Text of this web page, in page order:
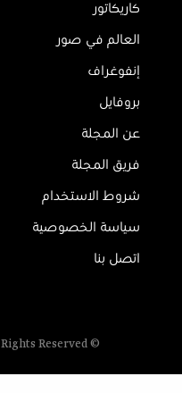
كاريكاتور
العالم في صور
إنفوغراف
بروفايل
عن المجلة
فريق المجلة
شروط الاستخدام
سياسة الخصوصية
اتصل بنا
© Al Majalla Magazine. All Rights Reserved.